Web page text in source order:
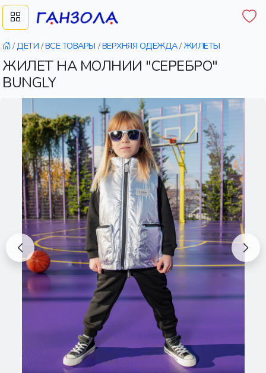
/ДЕТИ /ВСЕ ТОВАРЫ /ВЕРХНЯЯ ОДЕЖДА/ ЖИЛЕТЫ
ЖИЛЕТ НА МОЛНИИ "СЕРЕБРО"
BUNGLY